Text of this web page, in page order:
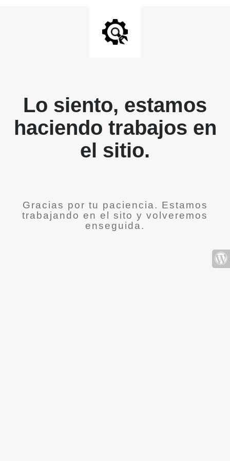
Lo siento, estamos
haciendo trabajos en
el sitio.
Gracias por tu paciencia. Estamos
trabajando en el sito y volveremos
enseguida.